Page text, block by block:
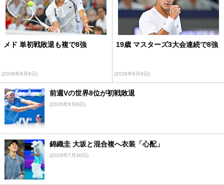
メド 単初戦敗退も複で8強
(2026年8月9日)
19歳 マスターズ3大会連続で8強
(2026年8月9日)
前週Vの世界8位が初戦敗退
(2026年8月6日)
錦織圭 大坂と混合複へ衣装「心配」
(2026年7月30日)